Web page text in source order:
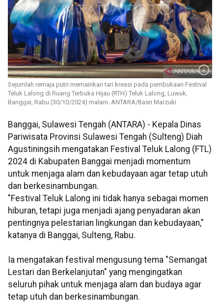
Sejumlah remaja putri memainkan tari kreasi pada pembukaan Festival
Teluk Lalong di Ruang Terbuka Hijau (RTH) Teluk Lalong, Luwuk,
Banggai, Rabu (30/10/2024) malam. ANTARA/Basri Marzuki
Banggai, Sulawesi Tengah (ANTARA) - Kepala Dinas
Pariwisata Provinsi Sulawesi Tengah (Sulteng) Diah
Agustiningsih mengatakan Festival Teluk Lalong (FTL)
2024 di Kabupaten Banggai menjadi momentum
untuk menjaga alam dan kebudayaan agar tetap utuh
dan berkesinambungan.
"Festival Teluk Lalong ini tidak hanya sebagai momen
hiburan, tetapi juga menjadi ajang penyadaran akan
pentingnya pelestarian lingkungan dan kebudayaan,"
katanya di Banggai, Sulteng, Rabu.
Ia mengatakan festival mengusung tema "Semangat
Lestari dan Berkelanjutan" yang mengingatkan
seluruh pihak untuk menjaga alam dan budaya agar
tetap utuh dan berkesinambungan.